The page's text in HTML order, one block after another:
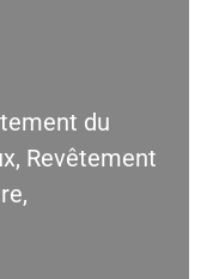
du
Revêtement